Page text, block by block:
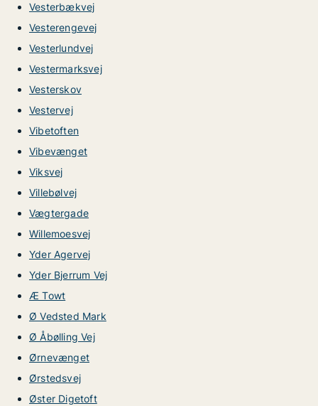
Vesterbækvej
Vesterengevej
Vesterlundvej
Vestermarksvej
Vesterskov
Vestervej
Vibetoften
Vibevænget
Viksvej
Villebølvej
Vægtergade
Willemoesvej
Yder Agervej
Yder Bjerrum Vej
Æ Towt
Ø Vedsted Mark
Ø Åbølling Vej
Ørnevænget
Ørstedsvej
Øster Digetoft